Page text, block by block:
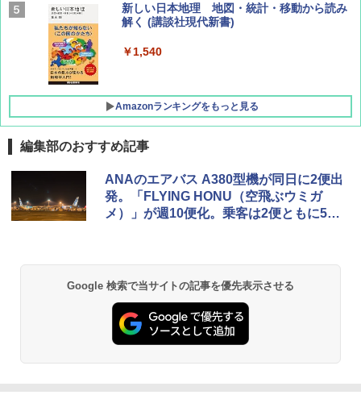
AIRLINE（エアライン）2026年9月号【特
集】ボーイング110周年を祝して！
￥1,760
新しい日本地理 地図・統計・移動から読み
解く (講談社現代新書)
￥1,540
Amazonランキングをもっと見る
[キャンパーズコレクション 山善] ポップアッ
プテント 傘みたいに広げて畳める パッとサ
ッとサンシェード キューブ フルクローズ メ
ッシュ 簡単設置 ワンタッチテント キャンプ
PYKES PEAK (パイクスピーク) 着替えテン
ト プライバシー テント 【中が透けない】 1
人用 折りたたみ 防災グッズ 災害用トイレ ビ
ーチ ピクニック ポップアップテント 携帯 簡
DEWEL パラソル 大型 ビーチ アウトドアパ
ラソル ガーデン サイトシート付 折りたたみ
防水 UVカット 4段階高さ調整 軽量 収納袋付
き
熊撃退スプレー 熊よけスプレー 熊スプレー
【日本企業販売】超強力クマ対策スプレー 30
0ml（連続噴射30秒）110ml（連続噴射15
秒）射程5～10m 安全ロック搭載 携帯収納袋
付き ヒグマ・イノシシ対策 自治体・教育機
編集部のおすすめ記事
ANAのエアバス A380型機が同日に2便出
発。「FLYING HONU（空飛ぶウミガ
メ）」が週10便化。乗客は2便ともに500
Google 検索で当サイトの記事を優先表示させる